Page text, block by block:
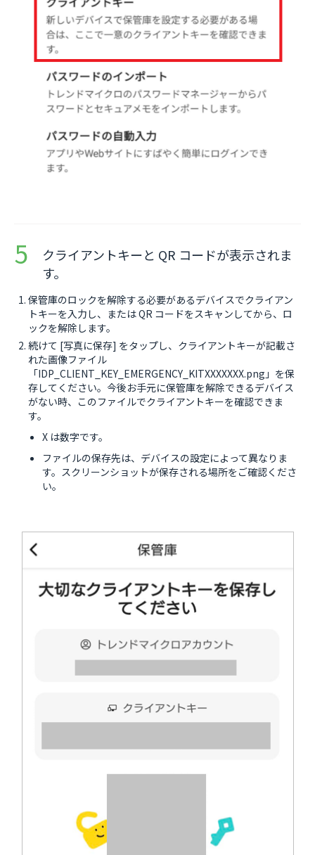
クライアントキーと QR コードが表示されま
す。
保管庫のロックを解除する必要があるデバイスでクライアン
トキーを入力し、または QR コードをスキャンしてから、ロ
ックを解除します。
続けて [写真に保存] をタップし、クライアントキーが記載さ
れた画像ファイル
「IDP_CLIENT_KEY_EMERGENCY_KITXXXXXXX.png」を保
存してください。今後お手元に保管庫を解除できるデバイス
がない時、このファイルでクライアントキーを確認できま
す。
X は数字です。
ファイルの保存先は、デバイスの設定によって異なりま
す。スクリーンショットが保存される場所をご確認くださ
い。